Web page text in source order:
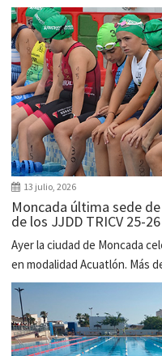
13 julio, 2026
Moncada última sede
de los JJDD TRICV 25-26
Ayer la ciudad de Moncada
en modalidad Acuatlón. Más